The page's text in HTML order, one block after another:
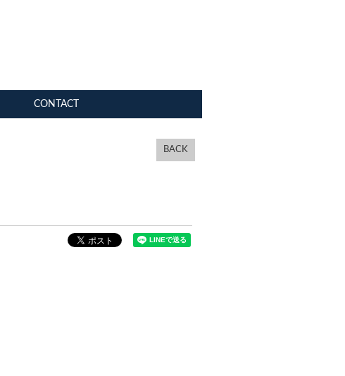
CONTACT
BACK